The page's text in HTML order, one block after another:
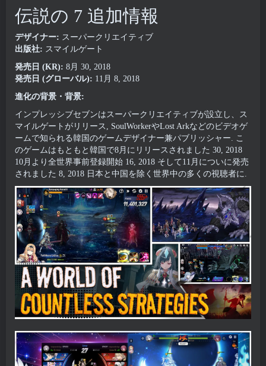
伝説の 7 追加情報
デザイナー: スーパークリエイティブ
出版社: スマイルゲート
発売日 (KR): 8月 30, 2018
発売日 (グローバル): 11月 8, 2018
進化の背景・背景:
インプレッシブセブンはスーパークリエイティブが設立し、ス
マイルゲートがリリース, SoulWorkerやLost Arkなどのビデオゲ
ームで知られる韓国のゲームデザイナー兼パブリッシャー. こ
のゲームはもともと韓国で8月にリリースされました 30, 2018
10月より全世界事前登録開始 16, 2018 そして11月についに発売
されました 8, 2018 日本と中国を除く世界中の多くの視聴者に.